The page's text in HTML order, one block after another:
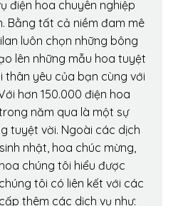
điện hoa chuyên nghiệp
Bằng tất cả niềm đam mê
luôn chọn những bông
lên những mẫu hoa tuyệt
thân yêu của bạn cùng với
hơn 150.000 điện hoa
năm qua là một sự
tuyệt vời. Ngoài các dịch
nhật, hoa chúc mừng,
chúng tôi hiểu được
tôi có liên kết với các
thêm các dịch vụ như: